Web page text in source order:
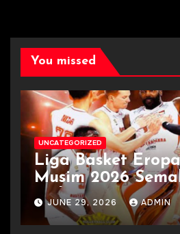
You missed
UNCATEGORIZED
Liga Basket
Musim 2026
Terkini
JUNE 29, 2026 ADMIN